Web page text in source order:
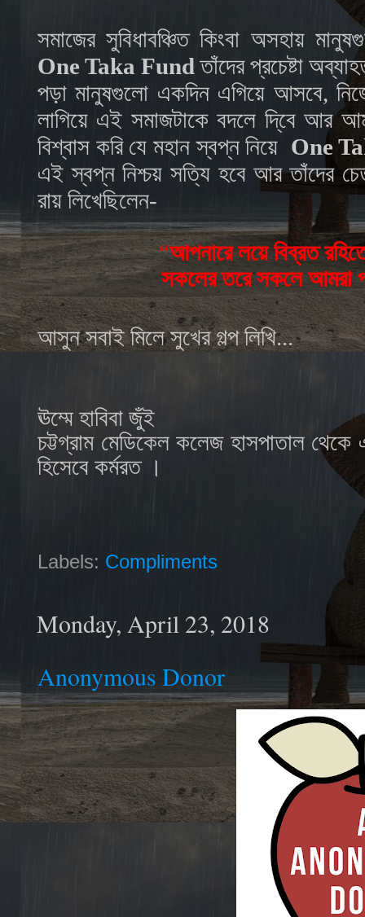
সমাজের সুবিধাবঞ্চিত কিংবা অসহায়
One Taka Fundতাঁদের প্রচেষ্টা
পড়া মানুষগুলো একদিন এগিয়ে আসবে,
লাগিয়ে এই সমাজটাকে বদলে দি্বে আর
বিশ্বাস করি যে মহান স্বপ্ন নিয়ে One
এই স্বপ্ন নিশ্চয় সত্যি হবে আর তাঁদের
রায় লিখেছিলেন-
“আপনারে লয়ে বিব্রত
সকলের তরে সকলে আমরা
আসুন সবাই মিলে সুখের গল্প লিখি...
ঊম্মে হাবিবা জুঁই
চট্টগ্রাম মেডিকেল কলেজ হাসপাতাল থেকে
হিসেবে কর্মরত ।
Labels: Compliments
Monday, April 23, 2018
Anonymous Donor